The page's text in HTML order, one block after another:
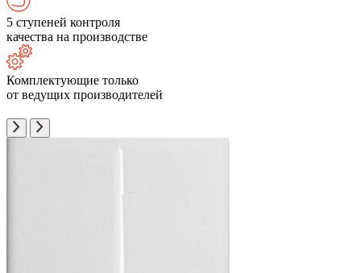
5 ступеней контроля
качества на производстве
Комплектующие только
от ведущих производителей